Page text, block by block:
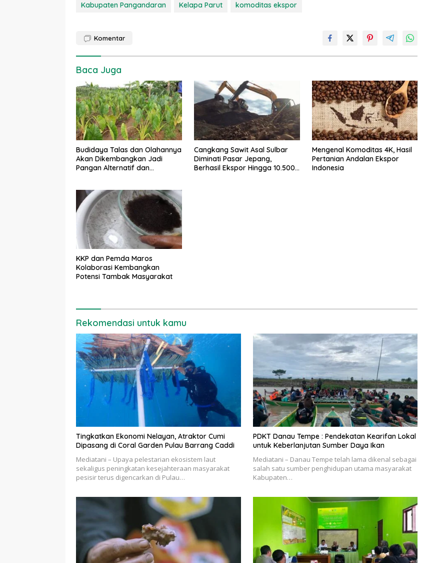
Kabupaten Pangandaran Kelapa Parut komoditas ekspor
Komentar
Baca Juga
Budidaya Talas dan Olahannya
Akan Dikembangkan Jadi
Pangan Alternatif dan
Cangkang Sawit Asal Sulbar
Diminati Pasar Jepang,
Berhasil Ekspor Hingga 10.500
Mengenal Komoditas 4K, Hasil
Pertanian Andalan Ekspor
Indonesia
KKP dan Pemda Maros
Kolaborasi Kembangkan
Potensi Tambak Masyarakat
Rekomendasi untuk kamu
Tingkatkan Ekonomi Nelayan, Atraktor Cumi
Dipasang di Coral Garden Pulau Barrang Caddi
Mediatani – Upaya pelestarian ekosistem laut
sekaligus peningkatan kesejahteraan masyarakat
pesisir terus digencarkan di Pulau…
PDKT Danau Tempe : Pendekatan Kearifan Lokal
untuk Keberlanjutan Sumber Daya Ikan
Mediatani – Danau Tempe telah lama dikenal sebagai
salah satu sumber penghidupan utama masyarakat
Kabupaten…